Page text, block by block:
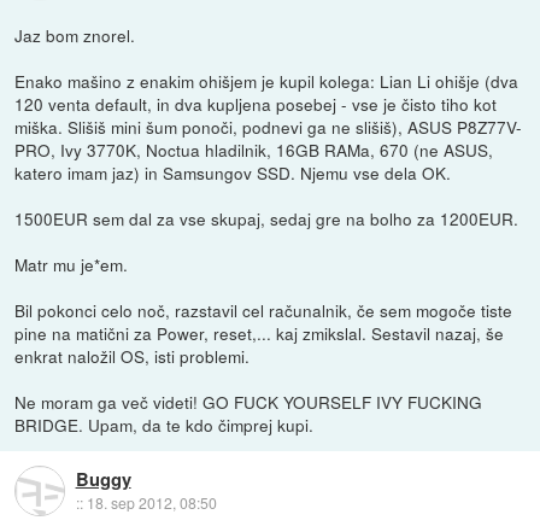
Jaz bom znorel.
Enako mašino z enakim ohišjem je kupil kolega: Lian Li ohišje (dva
120 venta default, in dva kupljena posebej - vse je čisto tiho kot
miška. Slišiš mini šum ponoči, podnevi ga ne slišiš), ASUS P8Z77V-
PRO, Ivy 3770K, Noctua hladilnik, 16GB RAMa, 670 (ne ASUS,
katero imam jaz) in Samsungov SSD. Njemu vse dela OK.
1500EUR sem dal za vse skupaj, sedaj gre na bolho za 1200EUR.
Matr mu je*em.
Bil pokonci celo noč, razstavil cel računalnik, če sem mogoče tiste
pine na matični za Power, reset,... kaj zmikslal. Sestavil nazaj, še
enkrat naložil OS, isti problemi.
Ne moram ga več videti! GO FUCK YOURSELF IVY FUCKING
BRIDGE. Upam, da te kdo čimprej kupi.
Buggy
:: 18. sep 2012, 08:50